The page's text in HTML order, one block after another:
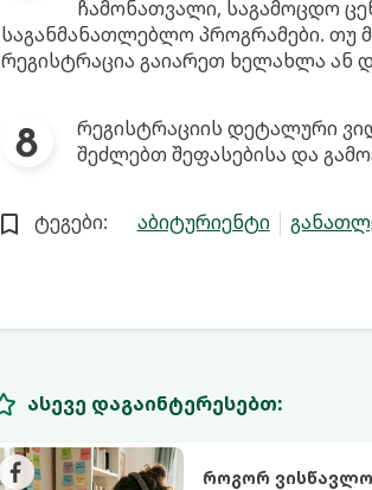
ჩამონათვალი, საგამოცდო
საგანმანათლებლო პროგრამები. თუ
რეგისტრაცია გაიარეთ ხელახლა ან
რეგისტრაციის დეტალური
შეძლებთ შეფასებისა და
ტეგები: აბიტურიენტი
ასევე დაგაინტერესებთ:
როგორ